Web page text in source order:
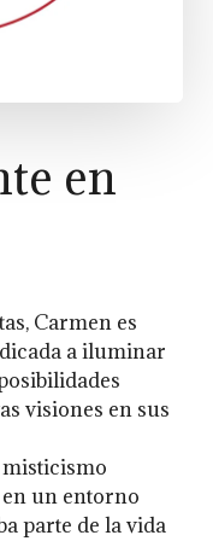
en
Carmen es
a iluminar
visiones en sus
un entorno
parte de la vida